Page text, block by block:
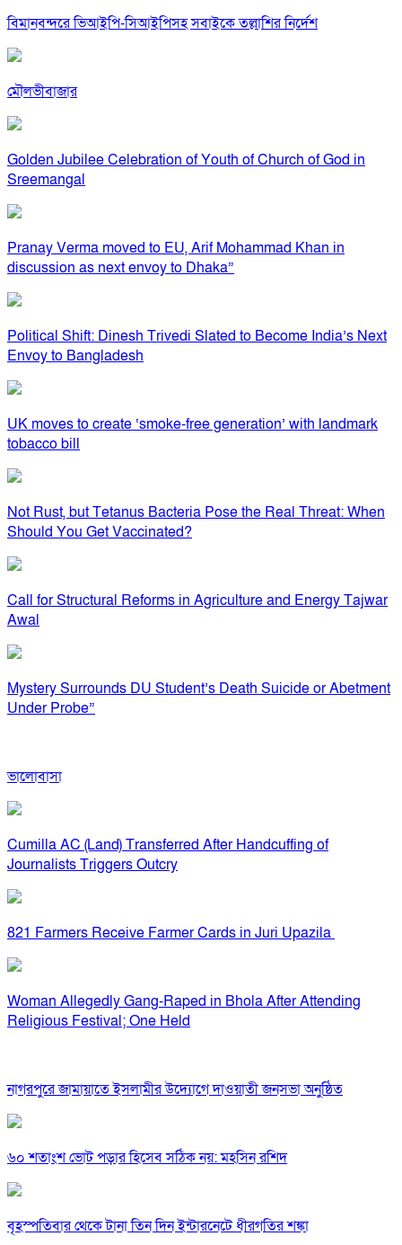
বিমানবন্দরে ভিআইপি-সিআইপিসহ সবাইকে তল্লাশির নির্দেশ
মৌলভীবাজার
Golden Jubilee Celebration of Youth of Church of God in
Sreemangal
Pranay Verma moved to EU, Arif Mohammad Khan in
discussion as next envoy to Dhaka”
Political Shift: Dinesh Trivedi Slated to Become India’s Next
Envoy to Bangladesh
UK moves to create ‘smoke-free generation’ with landmark
tobacco bill
Not Rust, but Tetanus Bacteria Pose the Real Threat: When
Should You Get Vaccinated?
Call for Structural Reforms in Agriculture and Energy Tajwar
Awal
Mystery Surrounds DU Student’s Death Suicide or Abetment
Under Probe”
ভালোবাসা
Cumilla AC (Land) Transferred After Handcuffing of
Journalists Triggers Outcry
821 Farmers Receive Farmer Cards in Juri Upazila
Woman Allegedly Gang-Raped in Bhola After Attending
Religious Festival; One Held
নাগরপুরে জামায়াতে ইসলামীর উদ্যোগে দাওয়াতী জনসভা অনুষ্ঠিত
৬০ শতাংশ ভোট পড়ার হিসেব সঠিক নয়: মহসিন রশিদ
বৃহস্পতিবার থেকে টানা তিন দিন ইন্টারনেটে ধীরগতির শঙ্কা